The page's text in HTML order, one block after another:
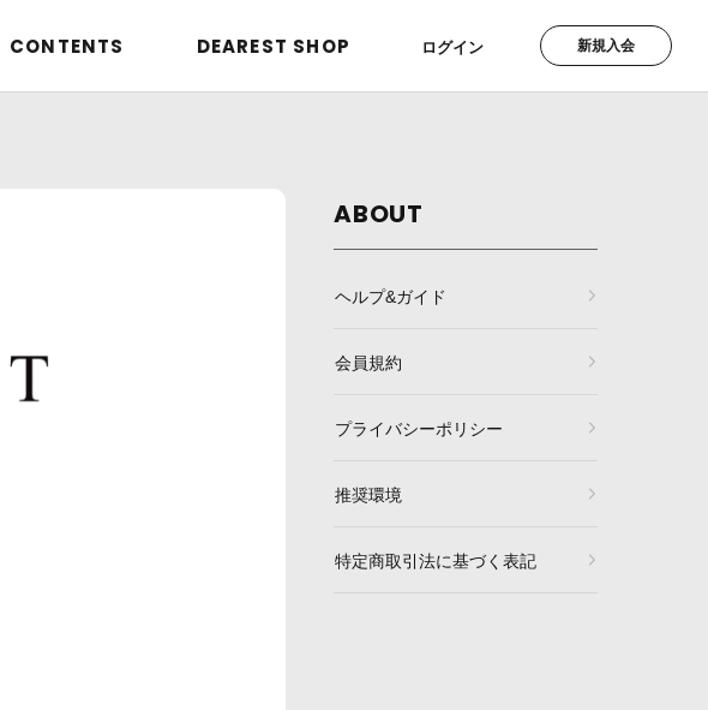
ログイン 新規入会
CONTENTS DEAREST SHOP
ABOUT
ヘルプ&ガイド
会員規約
プライバシーポリシー
推奨環境
特定商取引法に基づく表記